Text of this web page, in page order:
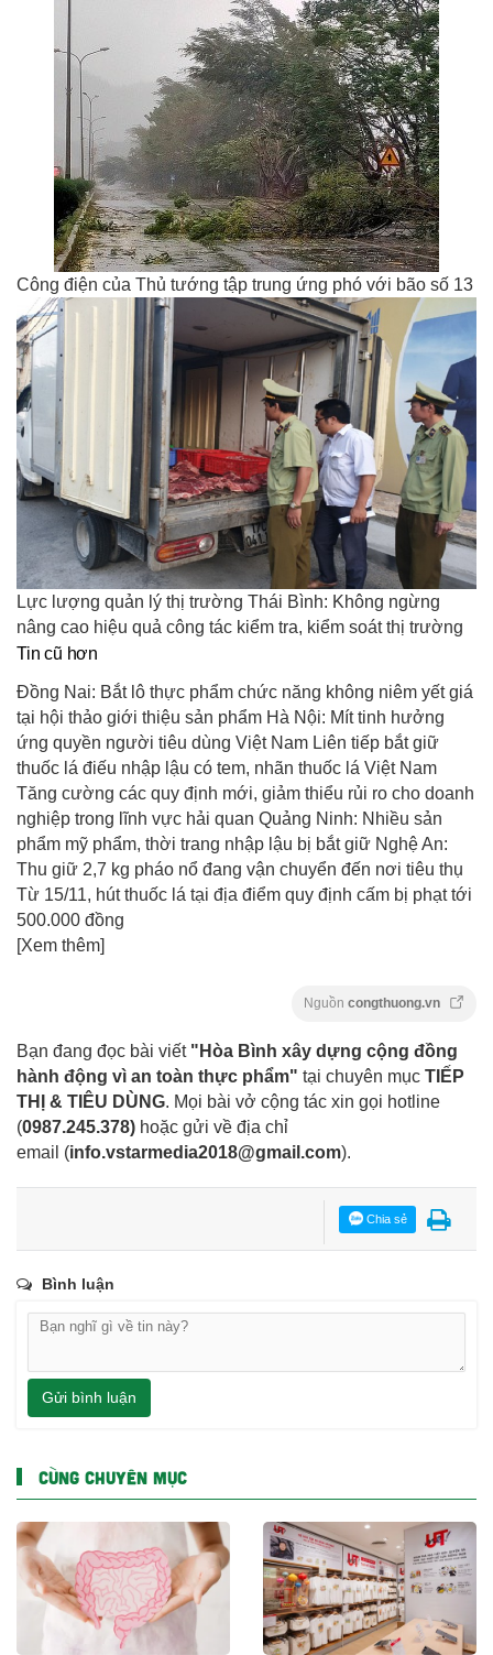
Công điện của Thủ tướng tập trung ứng phó với bão số 13
Lực lượng quản lý thị trường Thái Bình: Không ngừng
nâng cao hiệu quả công tác kiểm tra, kiểm soát thị trường
Tin cũ hơn
Đồng Nai: Bắt lô thực phẩm chức năng không niêm yết giá
tại hội thảo giới thiệu sản phẩm Hà Nội: Mít tinh hưởng
ứng quyền người tiêu dùng Việt Nam Liên tiếp bắt giữ
thuốc lá điếu nhập lậu có tem, nhãn thuốc lá Việt Nam
Tăng cường các quy định mới, giảm thiểu rủi ro cho doanh
nghiệp trong lĩnh vực hải quan Quảng Ninh: Nhiều sản
phẩm mỹ phẩm, thời trang nhập lậu bị bắt giữ Nghệ An:
Thu giữ 2,7 kg pháo nổ đang vận chuyển đến nơi tiêu thụ
Từ 15/11, hút thuốc lá tại địa điểm quy định cấm bị phạt tới
500.000 đồng
[Xem thêm]
Nguồn congthuong.vn
Bạn đang đọc bài viết "Hòa Bình xây dựng cộng đồng
hành động vì an toàn thực phẩm" tại chuyên mục TIẾP
THỊ & TIÊU DÙNG. Mọi bài vở cộng tác xin gọi hotline
(0987.245.378) hoặc gửi về địa chỉ
email (info.vstarmedia2018@gmail.com).
Chia sẻ
Bình luận
Gửi bình luận
CÙNG CHUYÊN MỤC